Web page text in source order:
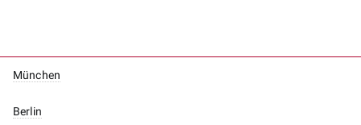
München
Berlin